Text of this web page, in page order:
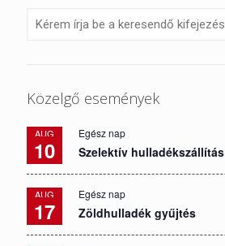
Közelgő események
AUG
10
Egész nap
Szelektív hulladékszállítás
AUG
17
Egész nap
Zöldhulladék gyűjtés